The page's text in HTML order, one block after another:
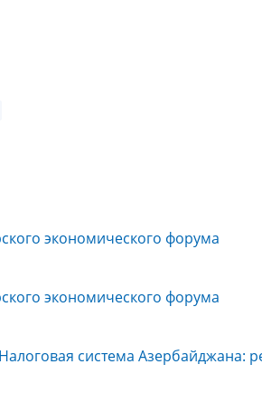
экономического форума
экономического форума
система Азербайджана: